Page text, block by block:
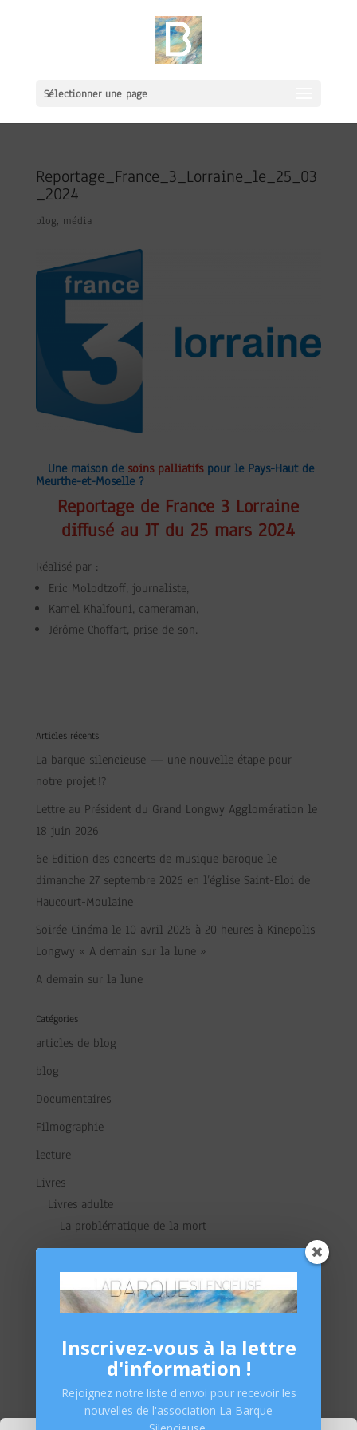
Sélectionner une page
Reportage_France_3_Lorraine_le_25_03
_2024
blog, média
Une maison de soins palliatifspour le Pays-Haut de
Meurthe-et-Moselle ?
Reportage de France 3 Lorraine
diffusé au JT du 25 mars 2024
Réalisé par :
Eric Molodtzoff, journaliste,
Kamel Khalfouni, cameraman,
Jérôme Choffart, prise de son.
Articles récents
La barque silencieuse — une nouvelle étape pour
notre projet !?
Lettre au Président du Grand Longwy Agglomération le
18 juin 2026
6e Edition des concerts de musique baroque le
dimanche 27 septembre 2026 en l’église Saint-Eloi de
Haucourt-Moulaine
Soirée Cinéma le 10 avril 2026 à 20 heures à Kinepolis
Longwy « A demain sur la lune »
A demain sur la lune
Catégories
articles de blog
blog
Documentaires
Filmographie
lecture
Livres
Livres adulte
La problématique de la mort
Les soins palliatifs et accompagnement
Livres enfants
L'enfance
La petite enfance
média
Inscrivez-vous à la lettre
d'information !
Rejoignez notre liste d'envoi pour recevoir les
nouvelles de l'association La Barque